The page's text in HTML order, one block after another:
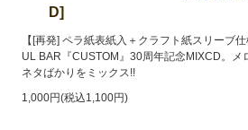
D]
【[再発] ペラ紙表紙入＋クラフト紙スリーブ
UL BAR『CUSTOM』30周年記念MIXCD。メ
ネタばかりをミックス!!
1,000円(税込1,100円)